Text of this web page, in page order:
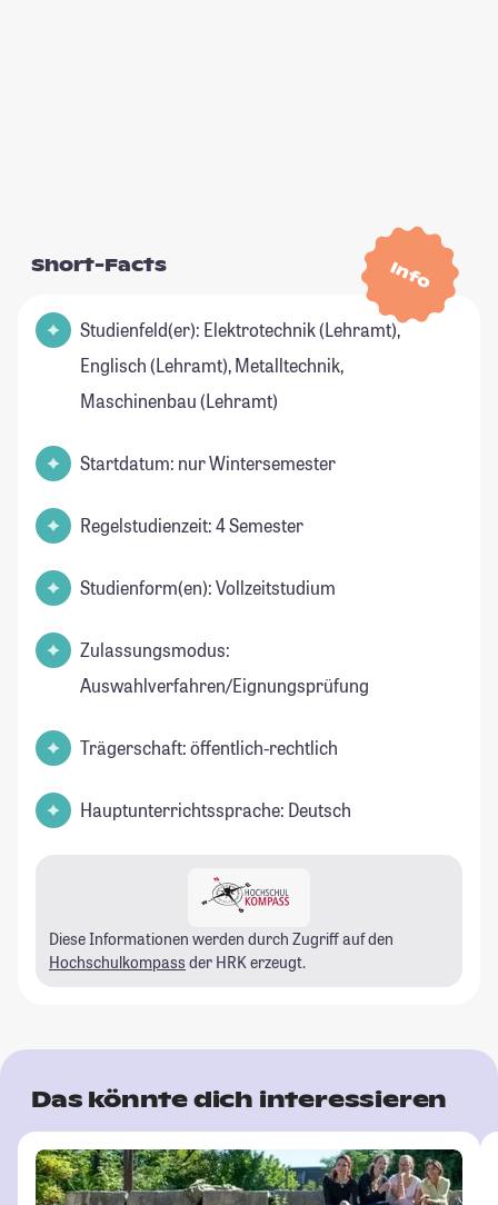
Info
Short-Facts
Studienfeld(er): Elektrotechnik (Lehramt),
Englisch (Lehramt), Metalltechnik,
Maschinenbau (Lehramt)
Startdatum: nur Wintersemester
Regelstudienzeit: 4 Semester
Studienform(en): Vollzeitstudium
Zulassungsmodus:
Auswahlverfahren/Eignungsprüfung
Trägerschaft: öffentlich-rechtlich
Hauptunterrichtssprache: Deutsch
Diese Informationen werden durch Zugriff auf den
Hochschulkompass der HRK erzeugt.
Das könnte dich interessieren